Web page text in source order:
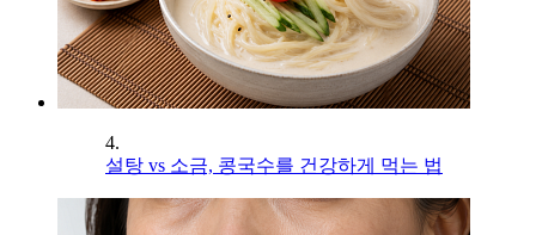
4.
설탕 vs 소금, 콩국수를 건강하게 먹는 법